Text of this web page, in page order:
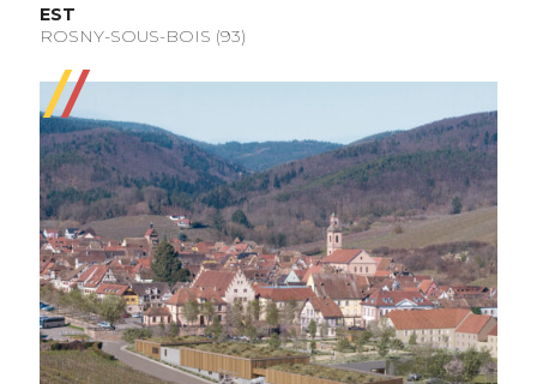
EST
ROSNY-SOUS-BOIS (93)